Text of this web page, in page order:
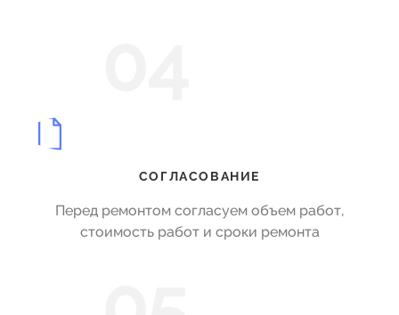
СОГЛАСОВАНИЕ
Перед ремонтом согласуем объем работ,
стоимость работ и сроки ремонта